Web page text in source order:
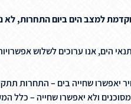
למצב הים ביום התחרות, לא
הים, אנו ערוכים לשלוש
יאפשרו שחייה בים – התחרות
ולא יאפשרו שחייה – כלל